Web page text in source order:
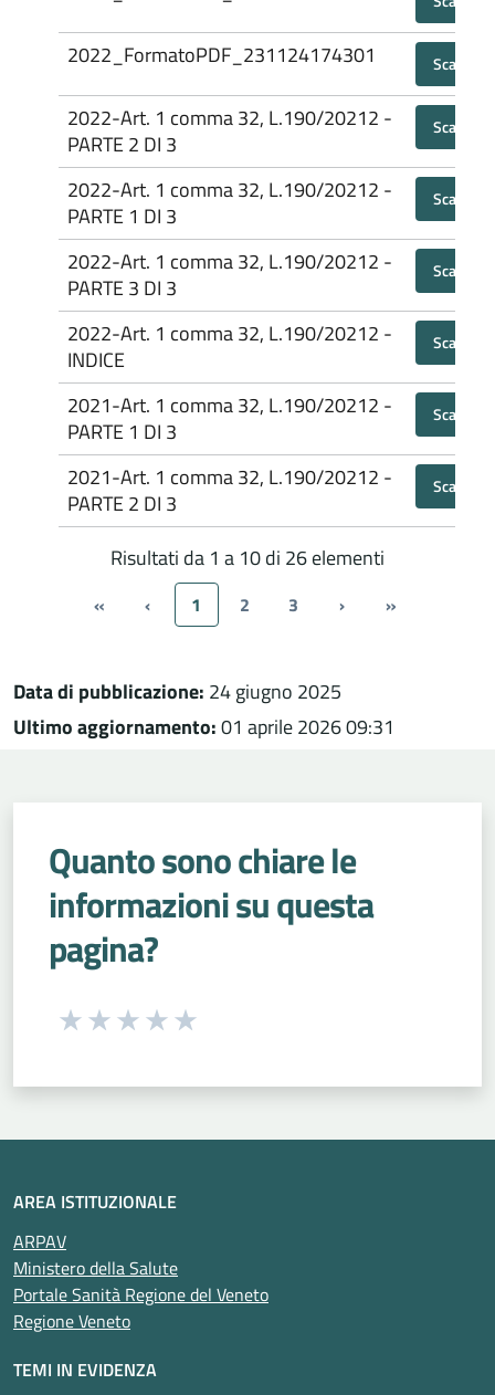
2022_FormatoPDF_231124174301 Scarica
2022-Art. 1 comma 32, L.190/20212 -
PARTE 2 DI 3
Scarica
2022-Art. 1 comma 32, L.190/20212 -
PARTE 1 DI 3
Scarica
2022-Art. 1 comma 32, L.190/20212 -
PARTE 3 DI 3
Scarica
2022-Art. 1 comma 32, L.190/20212 -
INDICE
Scarica
2021-Art. 1 comma 32, L.190/20212 -
PARTE 1 DI 3
Scarica
2021-Art. 1 comma 32, L.190/20212 -
PARTE 2 DI 3
Scarica
Risultati da 1 a 10 di 26 elementi
« ‹ 1 2 3 › »
Data di pubblicazione: 24 giugno 2025
Ultimo aggiornamento:01 aprile 2026 09:31
Quanto sono chiare le
informazioni su questa
pagina?
Seleziona una valutazione da 1 a 5 stelle
AREA ISTITUZIONALE
ARPAV
Ministero della Salute
Portale Sanità Regione del Veneto
Regione Veneto
TEMI IN EVIDENZA